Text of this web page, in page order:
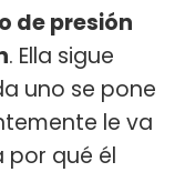
de presión
. Ella sigue
uno se pone
le va
por qué él